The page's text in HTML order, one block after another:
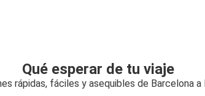
Qué esperar de tu viaje
rápidas, fáciles y asequibles de Barcelona a